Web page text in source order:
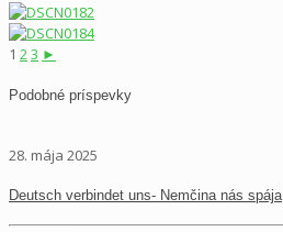
1 23 ►
Podobné príspevky
28. mája 2025
Deutsch verbindet uns- Nemčina nás spája